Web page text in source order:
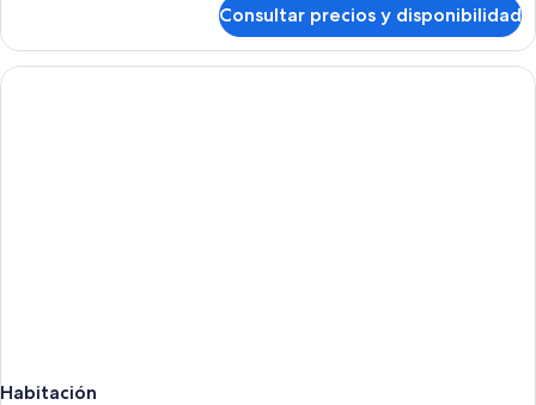
Consultar precios y disponibilidad
Habitación